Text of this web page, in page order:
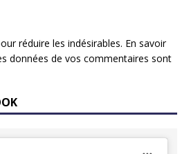
réduire les indésirables. En savoir
données de vos commentaires sont